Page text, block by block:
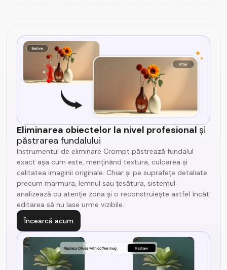
Eliminarea obiectelor la nivel profesional și
păstrarea fundalului
Instrumentul de eliminare Crompt păstrează fundalul
exact așa cum este, menținând textura, culoarea și
calitatea imaginii originale. Chiar și pe suprafețe detaliate
precum marmura, lemnul sau țesătura, sistemul
analizează cu atenție zona și o reconstruiește astfel încât
editarea să nu lase urme vizibile.
Încearcă acum